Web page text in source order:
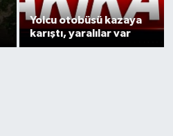
Yolcu otobüsü kazaya
karıştı, yaralılar var